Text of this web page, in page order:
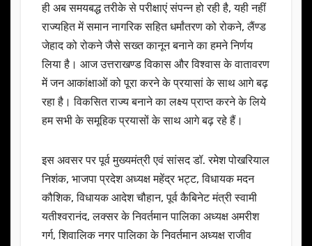
ही अब समयबद्ध तरीके से परीक्षाएं संपन्न हो रही है, यही नहीं
राज्यहित में समान नागरिक सहित धर्मांतरण को रोकने, लैंण्ड
जेहाद को रोकने जैसे सख्त कानून बनाने का हमने निर्णय
लिया है। आज उत्तराखण्ड विकास और विश्वास के वातावरण
में जन आकांक्षाओं को पूरा करने के प्रयासां के साथ आगे बढ़
रहा है। विकसित राज्य बनाने का लक्ष्य प्राप्त करने के लिये
हम सभी के समूहिक प्रयासों के साथ आगे बढ़ रहे हैं।
इस अवसर पर पूर्व मुख्यमंत्री एवं सांसद डॉ. रमेश पोखरियाल
निशंक, भाजपा प्रदेश अध्यक्ष महेंद्र भट्ट, विधायक मदन
कौशिक, विधायक आदेश चौहान, पूर्व कैबिनेट मंत्री स्वामी
यतीश्वरानंद, लक्सर के निवर्तमान पालिका अध्यक्ष अमरीश
गर्ग, शिवालिक नगर पालिका के निवर्तमान अध्यक्ष राजीव